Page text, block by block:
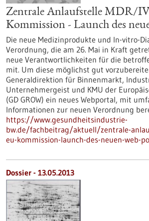
Zentrale Anlaufstelle MDR/
Kommission - Launch des
Die neue Medizinprodukte und In-vitro-
Verordnung, die am 26. Mai in Kraft
neue Verantwortlichkeiten für die
mit. Um diese möglichst gut
Generaldirektion für Binnenmarkt,
Unternehmergeist und KMU der
(GD GROW) ein neues Webportal, mit
Informationen zur neuen Verordnung
https://www.gesundheitsindustrie-
bw.de/fachbeitrag/aktuell/zentrale-
eu-kommission-launch-des-neuen-web-
Dossier - 13.05.2013